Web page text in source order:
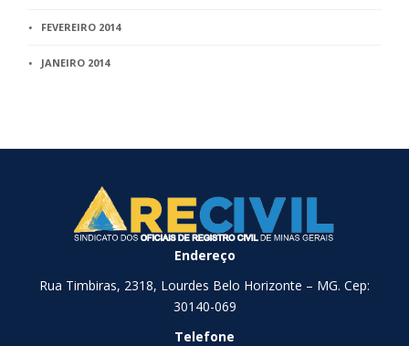
FEVEREIRO 2014
JANEIRO 2014
Endereço
Rua Timbiras, 2318, Lourdes Belo Horizonte – MG. Cep:
30140-069
Telefone